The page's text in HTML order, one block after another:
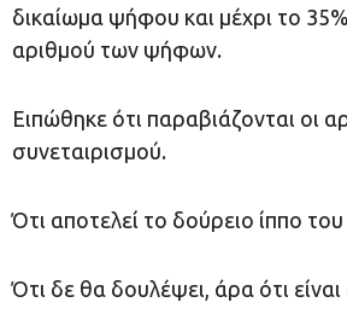
δικαίωμα ψήφου και μέχρι το
αριθμού των ψήφων.
Ειπώθηκε ότι παραβιάζονται οι
συνεταιρισμού.
Ότι αποτελεί το δούρειο ίππο
Ότι δε θα δουλέψει, άρα ότι